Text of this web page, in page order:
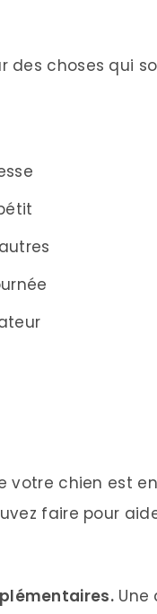
des choses qui
votre chien est
faire pour
Une